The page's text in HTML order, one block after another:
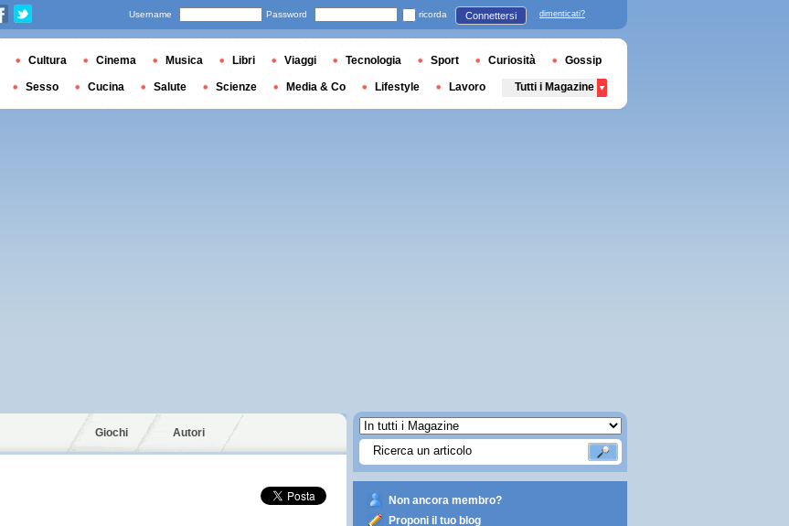
Giochi Autori
Non ancora membro?
Proponi il tuo blog
Username Password ricorda Connettersi dimenticati?
Cultura Cinema Musica Libri Viaggi Tecnologia Sport Curiosità Gossip
Sesso Cucina Salute Scienze Media & Co Lifestyle Lavoro Tutti i Magazine